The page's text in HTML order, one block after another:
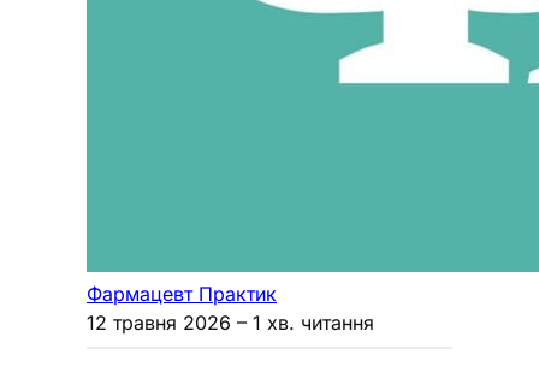
Фармацевт Практик
12 травня 2026 – 1 хв. читання